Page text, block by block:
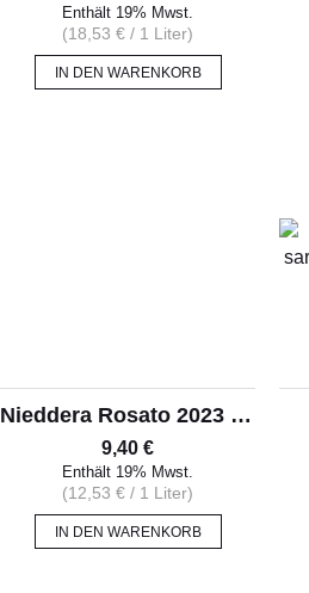
Enthält 19% Mwst.
(18,53 € / 1 Liter)
IN DEN WARENKORB
Nieddera Rosato 2023 IGT
9,40 €
Enthält 19% Mwst.
(12,53 € / 1 Liter)
IN DEN WARENKORB